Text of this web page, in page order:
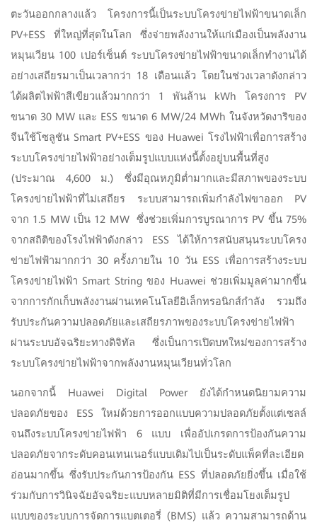
ตะวันออกกลางแล้ว โครงการนี้เป็นระบบโครงข่ายไฟฟ้าขนาดเล็ก
PV+ESS ที่ใหญ่ที่สุดในโลก ซึ่งจ่ายพลังงานให้แก่เมืองเป็นพลังงาน
หมุนเวียน 100 เปอร์เซ็นต์ ระบบโครงข่ายไฟฟ้าขนาดเล็กทำงานได้
อย่างเสถียรมาเป็นเวลากว่า 18 เดือนแล้ว โดยในช่วงเวลาดังกล่าว
ได้ผลิตไฟฟ้าสีเขียวแล้วมากกว่า 1 พันล้าน kWh โครงการ PV
ขนาด 30 MW และ ESS ขนาด 6 MW/24 MWh ในจังหวัดงาริของ
จีนใช้โซลูชัน Smart PV+ESS ของ Huawei โรงไฟฟ้าเพื่อการสร้าง
ระบบโครงข่ายไฟฟ้าอย่างเต็มรูปแบบแห่งนี้ตั้งอยู่บนพื้นที่สูง
(ประมาณ 4,600 ม.) ซึ่งมีอุณหภูมิต่ำมากและมีสภาพของระบบ
โครงข่ายไฟฟ้าที่ไม่เสถียร ระบบสามารถเพิ่มกำลังไฟขาออก PV
จาก 1.5 MW เป็น 12 MW ซึ่งช่วยเพิ่มการบูรณาการ PV ขึ้น 75%
จากสถิติของโรงไฟฟ้าดังกล่าว ESS ได้ให้การสนับสนุนระบบโครง
ข่ายไฟฟ้ามากกว่า 30 ครั้งภายใน 10 วัน ESS เพื่อการสร้างระบบ
โครงข่ายไฟฟ้า Smart String ของ Huawei ช่วยเพิ่มมูลค่ามากขึ้น
จากการกักเก็บพลังงานผ่านเทคโนโลยีอิเล็กทรอนิกส์กำลัง รวมถึง
รับประกันความปลอดภัยและเสถียรภาพของระบบโครงข่ายไฟฟ้า
ผ่านระบบอัจฉริยะทางดิจิทัล ซึ่งเป็นการเปิดบทใหม่ของการสร้าง
ระบบโครงข่ายไฟฟ้าจากพลังงานหมุนเวียนทั่วโลก
นอกจากนี้ Huawei Digital Power ยังได้กำหนดนิยามความ
ปลอดภัยของ ESS ใหม่ด้วยการออกแบบความปลอดภัยตั้งแต่เซลล์
จนถึงระบบโครงข่ายไฟฟ้า 6 แบบ เพื่ออัปเกรดการป้องกันความ
ปลอดภัยจากระดับคอนเทนเนอร์แบบเดิมไปเป็นระดับแพ็คที่ละเอียด
อ่อนมากขึ้น ซึ่งรับประกันการป้องกัน ESS ที่ปลอดภัยยิ่งขึ้น เมื่อใช้
ร่วมกับการวินิจฉัยอัจฉริยะแบบหลายมิติที่มีการเชื่อมโยงเต็มรูป
แบบของระบบการจัดการแบตเตอรี่ (BMS) แล้ว ความสามารถด้าน